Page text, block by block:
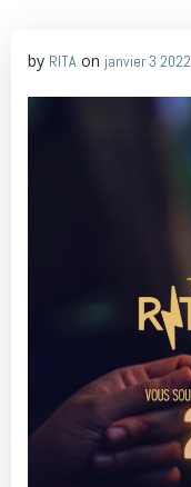
by RITA on janvier 3 2022